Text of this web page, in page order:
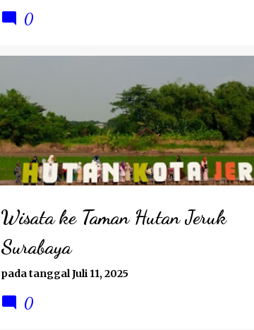
0
Wisata ke Taman Hutan Jeruk
Surabaya
pada tanggalJuli 11, 2025
0